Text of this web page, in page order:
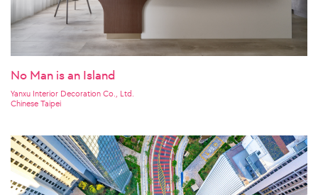
No Man is an Island
Yanxu Interior Decoration Co., Ltd.
Chinese Taipei